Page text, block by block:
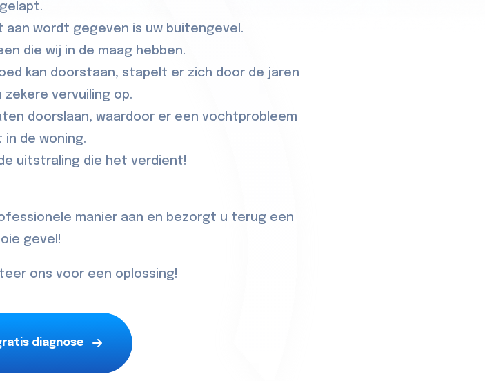
gelapt.
aan wordt gegeven is uw buitengevel.
die wij in de maag hebben.
kan doorstaan, stapelt er zich door de jaren
vervuiling op.
doorslaan, waardoor er een vochtprobleem
in de woning.
uitstraling die het verdient!
manier aan en bezorgt u terug een
gevel!
ons voor een oplossing!
diagnose